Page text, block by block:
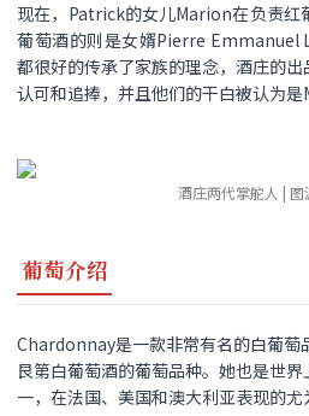
现在，Patrick的女儿Marion在负责红
葡萄酒的则是女婿Pierre Emmanuel
都很好的传承了家族的理念，酒庄的
认可和追捧，并且他们的干白被认为是
酒庄两代掌舵人 | 图
葡萄介绍
Chardonnay是一款非常有名的白葡萄
艮第白葡萄酒的葡萄品种。她也是世
一，在法国、美国和澳大利亚表现的尤